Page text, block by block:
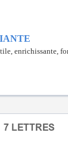
enrichissante,